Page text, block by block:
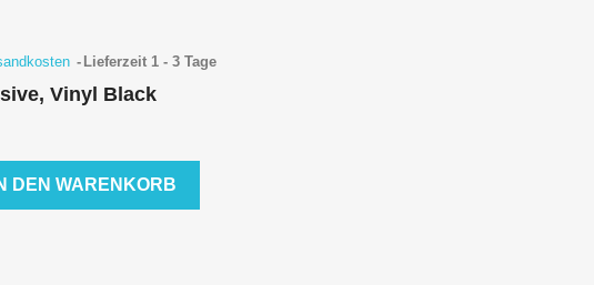
Lieferzeit 1 - 3 Tage
Vinyl Black
DEN WARENKORB